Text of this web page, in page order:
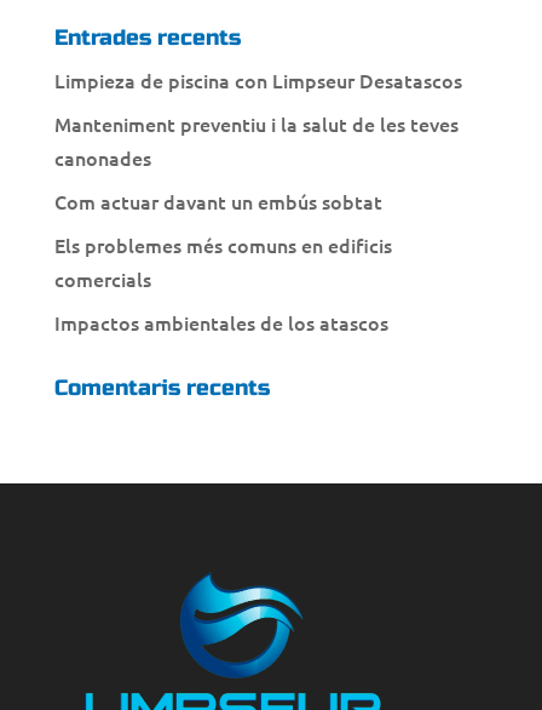
Entrades recents
Limpieza de piscina con Limpseur Desatascos
Manteniment preventiu i la salut de les teves
canonades
Com actuar davant un embús sobtat
Els problemes més comuns en edificis
comercials
Impactos ambientales de los atascos
Comentaris recents